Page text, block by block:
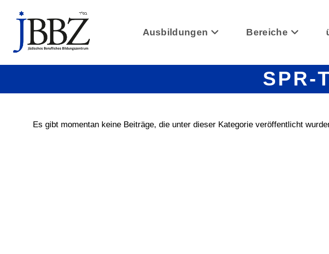
Ausbildungen Bereiche
SPR-
Es gibt momentan keine Beiträge, die unter dieser Kategorie veröffentlicht